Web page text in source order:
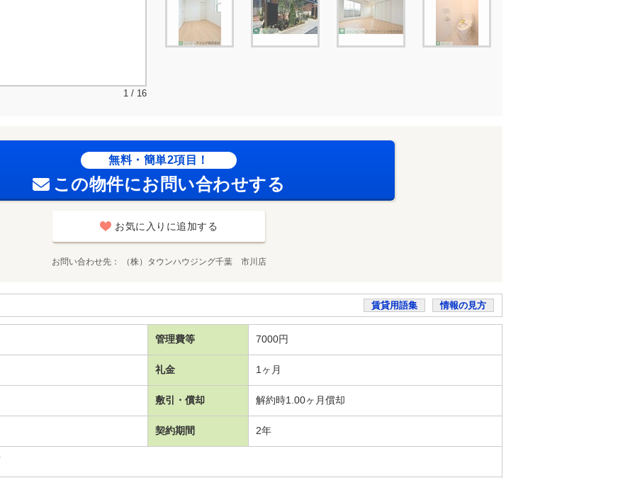
1 / 16
無料・簡単2項目！
この物件にお問い合わせする
お気に入りに追加する
お問い合わせ先 （株）タウンハウジング千葉 市川店
賃貸用語集 情報の見方
管理費等 7000円
礼金 1ヶ月
敷引・償却 解約時1.00ヶ月償却
契約期間 2年